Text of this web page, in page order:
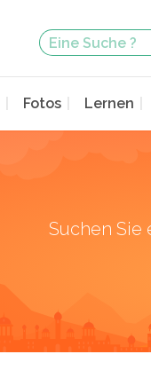
Fotos Lernen
Suchen Sie